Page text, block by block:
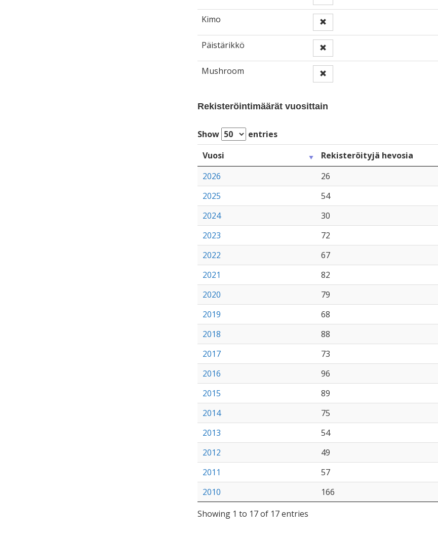
Kimo
Päistärikkö
Mushroom
Rekisteröintimäärät vuosittain
Show entries
Vuosi
Rekisteröityjä hevosia
2026
26
2025
54
2024
30
2023
72
2022
67
2021
82
2020
79
2019
68
2018
88
2017
73
2016
96
2015
89
2014
75
2013
54
2012
49
2011
57
2010
166
Showing 1 to 17 of 17 entries